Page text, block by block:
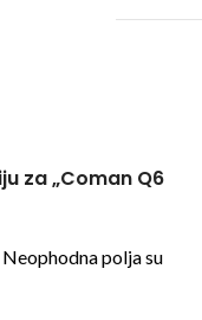
za „Coman Q6
Neophodna polja su